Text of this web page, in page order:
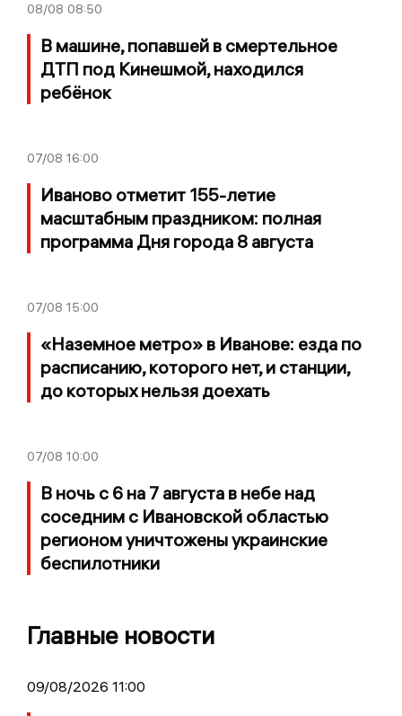
08/08 08:50
В машине, попавшей в смертельное
ДТП под Кинешмой, находился
ребёнок
07/08 16:00
Иваново отметит 155-летие
масштабным праздником: полная
программа Дня города 8 августа
07/08 15:00
«Наземное метро» в Иванове: езда по
расписанию, которого нет, и станции,
до которых нельзя доехать
07/08 10:00
В ночь с 6 на 7 августа в небе над
соседним с Ивановской областью
регионом уничтожены украинские
беспилотники
Главные новости
09/08/2026 11:00